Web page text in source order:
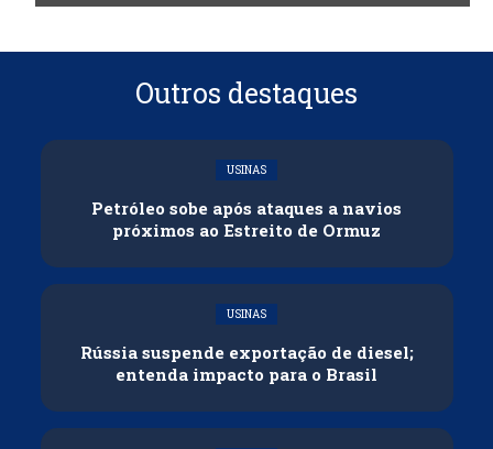
Outros destaques
USINAS
Petróleo sobe após ataques a navios
próximos ao Estreito de Ormuz
USINAS
Rússia suspende exportação de diesel;
entenda impacto para o Brasil